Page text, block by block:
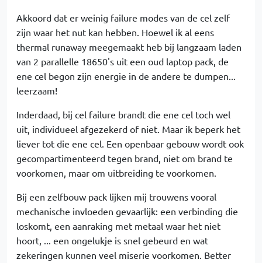
Akkoord dat er weinig failure modes van de cel zelf
zijn waar het nut kan hebben. Hoewel ik al eens
thermal runaway meegemaakt heb bij langzaam laden
van 2 parallelle 18650's uit een oud laptop pack, de
ene cel begon zijn energie in de andere te dumpen...
leerzaam!
Inderdaad, bij cel failure brandt die ene cel toch wel
uit, individueel afgezekerd of niet. Maar ik beperk het
liever tot die ene cel. Een openbaar gebouw wordt ook
gecompartimenteerd tegen brand, niet om brand te
voorkomen, maar om uitbreiding te voorkomen.
Bij een zelfbouw pack lijken mij trouwens vooral
mechanische invloeden gevaarlijk: een verbinding die
loskomt, een aanraking met metaal waar het niet
hoort, ... een ongelukje is snel gebeurd en wat
zekeringen kunnen veel miserie voorkomen. Better